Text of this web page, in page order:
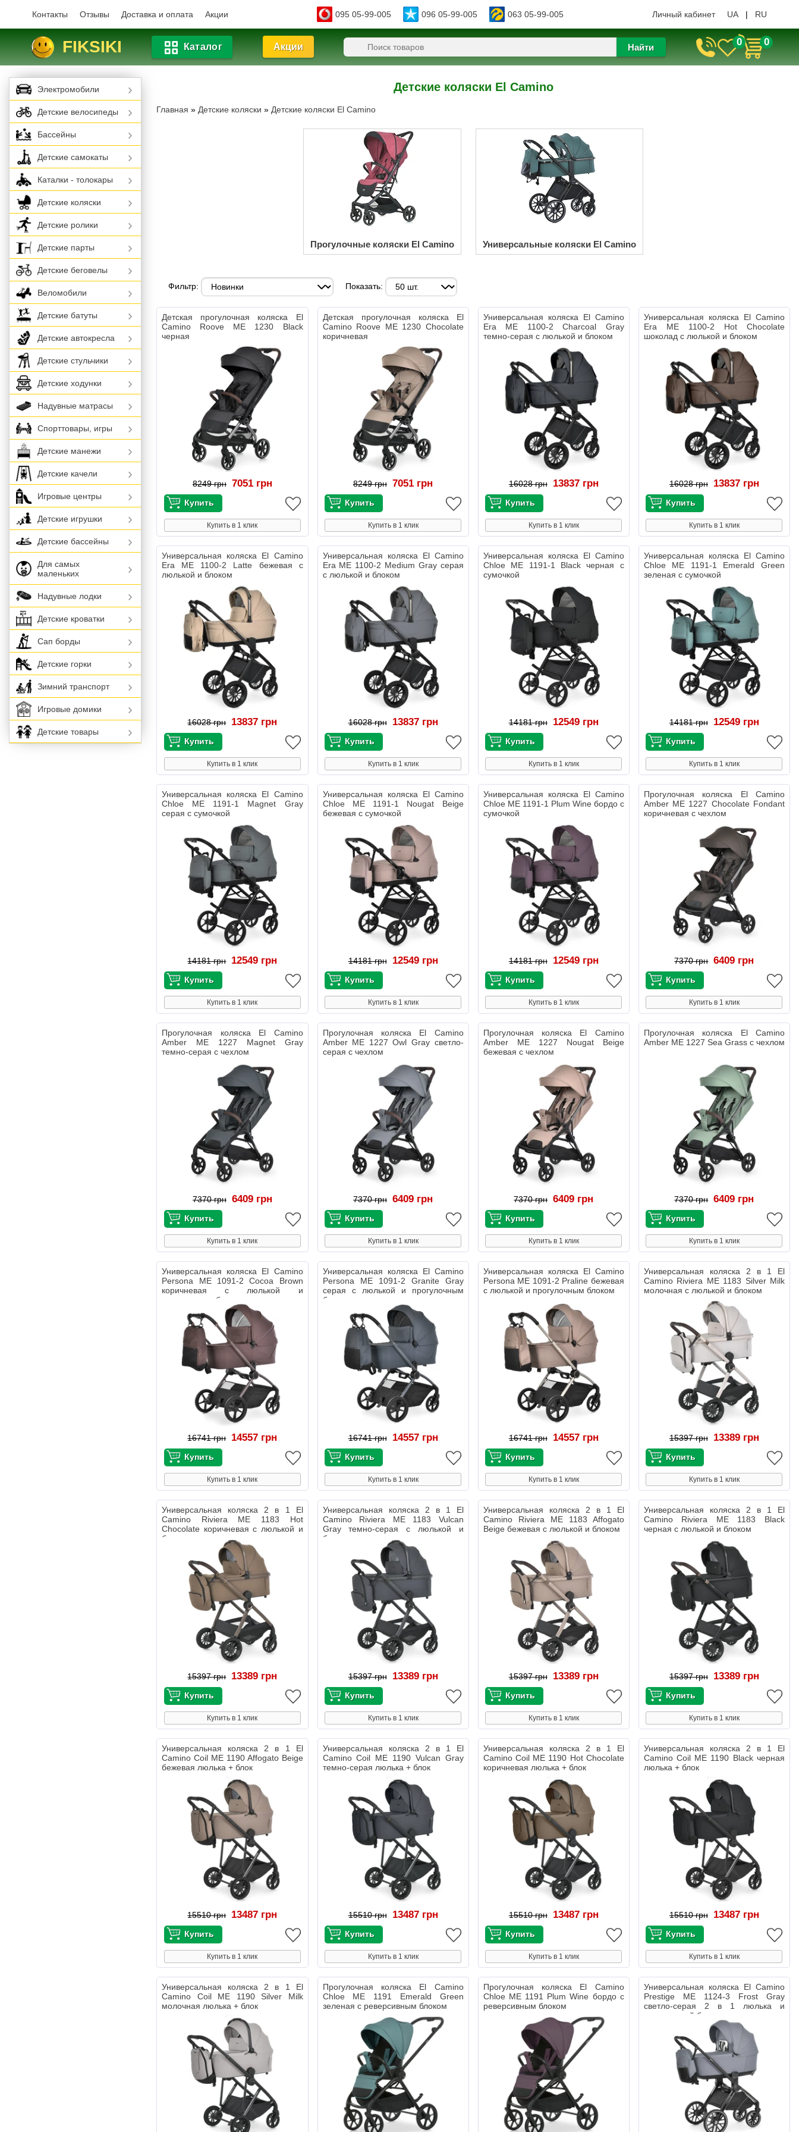
Контакты Отзывы Доставка и оплата Акции 095 05-99-005 096 05-99-005 063 05-99-005 Личный кабинет UA | RU
FIKSIKI Каталог Акции Найти 0 0
Детские коляски El Camino
Главная » Детские коляски » Детские коляски El Camino
Прогулочные коляски El Camino Универсальные коляски El Camino
Фильтр: Показать:
Детская прогулочная коляска El
Camino Roove ME 1230 Black
черная
8249 грн 7051 грн
Купить в 1 клик
Детская прогулочная коляска El
Camino Roove ME 1230 Chocolate
коричневая
8249 грн 7051 грн
Купить в 1 клик
Универсальная коляска El Camino
Era ME 1100-2 Charcoal Gray
темно-серая с люлькой и блоком
16028 грн 13837 грн
Купить в 1 клик
Универсальная коляска El Camino
Era ME 1100-2 Hot Chocolate
шоколад с люлькой и блоком
16028 грн 13837 грн
Купить в 1 клик
Универсальная коляска El Camino
Era ME 1100-2 Latte бежевая с
люлькой и блоком
16028 грн 13837 грн
Купить в 1 клик
Универсальная коляска El Camino
Era ME 1100-2 Medium Gray серая
с люлькой и блоком
16028 грн 13837 грн
Купить в 1 клик
Универсальная коляска El Camino
Chloe ME 1191-1 Black черная с
сумочкой
14181 грн 12549 грн
Купить в 1 клик
Универсальная коляска El Camino
Chloe ME 1191-1 Emerald Green
зеленая с сумочкой
14181 грн 12549 грн
Купить в 1 клик
Универсальная коляска El Camino
Chloe ME 1191-1 Magnet Gray
серая с сумочкой
14181 грн 12549 грн
Купить в 1 клик
Универсальная коляска El Camino
Chloe ME 1191-1 Nougat Beige
бежевая с сумочкой
14181 грн 12549 грн
Купить в 1 клик
Универсальная коляска El Camino
Chloe ME 1191-1 Plum Wine бордо с
сумочкой
14181 грн 12549 грн
Купить в 1 клик
Прогулочная коляска El Camino
Amber ME 1227 Chocolate Fondant
коричневая с чехлом
7370 грн 6409 грн
Купить в 1 клик
Прогулочная коляска El Camino
Amber ME 1227 Magnet Gray
темно-серая с чехлом
7370 грн 6409 грн
Купить в 1 клик
Прогулочная коляска El Camino
Amber ME 1227 Owl Gray светло-
серая с чехлом
7370 грн 6409 грн
Купить в 1 клик
Прогулочная коляска El Camino
Amber ME 1227 Nougat Beige
бежевая с чехлом
7370 грн 6409 грн
Купить в 1 клик
Прогулочная коляска El Camino
Amber ME 1227 Sea Grass с чехлом
7370 грн 6409 грн
Купить в 1 клик
Универсальная коляска El Camino
Persona ME 1091-2 Cocoa Brown
коричневая с люлькой и
прогулочным блоком
16741 грн 14557 грн
Купить в 1 клик
Универсальная коляска El Camino
Persona ME 1091-2 Granite Gray
серая с люлькой и прогулочным
блоком
16741 грн 14557 грн
Купить в 1 клик
Универсальная коляска El Camino
Persona ME 1091-2 Praline бежевая
с люлькой и прогулочным блоком
16741 грн 14557 грн
Купить в 1 клик
Универсальная коляска 2 в 1 El
Camino Riviera ME 1183 Silver Milk
молочная с люлькой и блоком
15397 грн 13389 грн
Купить в 1 клик
Универсальная коляска 2 в 1 El
Camino Riviera ME 1183 Hot
Chocolate коричневая с люлькой и
блоком
15397 грн 13389 грн
Купить в 1 клик
Универсальная коляска 2 в 1 El
Camino Riviera ME 1183 Vulcan
Gray темно-серая с люлькой и
блоком
15397 грн 13389 грн
Купить в 1 клик
Универсальная коляска 2 в 1 El
Camino Riviera ME 1183 Affogato
Beige бежевая с люлькой и блоком
15397 грн 13389 грн
Купить в 1 клик
Универсальная коляска 2 в 1 El
Camino Riviera ME 1183 Black
черная с люлькой и блоком
15397 грн 13389 грн
Купить в 1 клик
Универсальная коляска 2 в 1 El
Camino Coil ME 1190 Affogato Beige
бежевая люлька + блок
15510 грн 13487 грн
Купить в 1 клик
Универсальная коляска 2 в 1 El
Camino Coil ME 1190 Vulcan Gray
темно-серая люлька + блок
15510 грн 13487 грн
Купить в 1 клик
Универсальная коляска 2 в 1 El
Camino Coil ME 1190 Hot Chocolate
коричневая люлька + блок
15510 грн 13487 грн
Купить в 1 клик
Универсальная коляска 2 в 1 El
Camino Coil ME 1190 Black черная
люлька + блок
15510 грн 13487 грн
Купить в 1 клик
Универсальная коляска 2 в 1 El
Camino Coil ME 1190 Silver Milk
молочная люлька + блок
Прогулочная коляска El Camino
Chloe ME 1191 Emerald Green
зеленая с реверсивным блоком
Прогулочная коляска El Camino
Chloe ME 1191 Plum Wine бордо с
реверсивным блоком
Универсальная коляска El Camino
Prestige ME 1124-3 Frost Gray
светло-серая 2 в 1 люлька и
прогулочный блок
Электромобили
Детские велосипеды
Бассейны
Детские самокаты
Каталки - толокары
Детские коляски
Детские ролики
Детские парты
Детские беговелы
Веломобили
Детские батуты
Детские автокресла
Детские стульчики
Детские ходунки
Надувные матрасы
Спорттовары, игры
Детские манежи
Детские качели
Игровые центры
Детские игрушки
Детские бассейны
Для самых
маленьких
Надувные лодки
Детские кроватки
Сап борды
Детские горки
Зимний транспорт
Игровые домики
Детские товары